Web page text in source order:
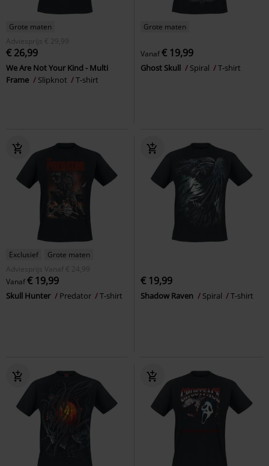
Grote maten
Adviesprijs
€ 29,99
€ 26,99
We Are Not Your Kind - Multi
Frame
Slipknot T-shirt
Grote maten
Vanaf€ 19,99
Ghost Skull Spiral T-shirt
Exclusief
Grote maten
Adviesprijs
Vanaf € 24,99
Vanaf€ 19,99
Skull Hunter Predator T-shirt
€ 19,99
Shadow Raven Spiral T-shirt